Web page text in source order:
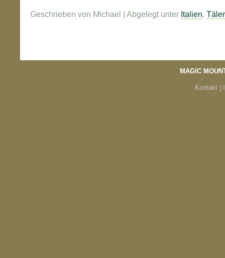
Geschrieben von Michael | Abgelegt unter Italien, Täler
MAGIC
Kontakt |